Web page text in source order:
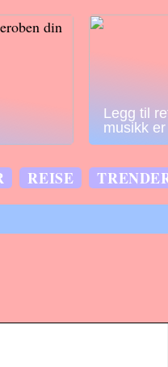
Legg til
musikk
REISE